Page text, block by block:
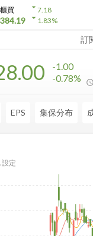
櫃買
384.19
arrow_drop_down7.18
arrow_drop_down1.83%
訂
-1.00
-0.78%
EPS 集保分布
設定